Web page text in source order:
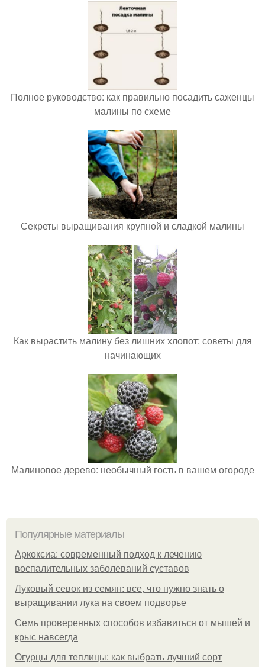
Полное руководство: как правильно посадить саженцы
малины по схеме
Секреты выращивания крупной и сладкой малины
Как вырастить малину без лишних хлопот: советы для
начинающих
Малиновое дерево: необычный гость в вашем огороде
Популярные материалы
Аркоксиа: современный подход к лечению
воспалительных заболеваний суставов
Луковый севок из семян: все, что нужно знать о
выращивании лука на своем подворье
Семь проверенных способов избавиться от мышей и
крыс навсегда
Огурцы для теплицы: как выбрать лучший сорт